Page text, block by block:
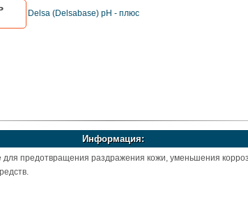
Delsa (Delsabase) pH - плюс
Информация:
для предотвращения раздражения кожи, уменьшения